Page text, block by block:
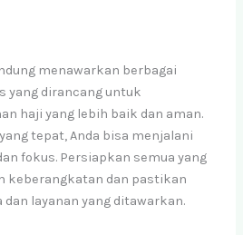
menawarkan berbagai
yang dirancang untuk
haji yang lebih baik dan aman.
tepat, Anda bisa menjalani
fokus. Persiapkan semua yang
keberangkatan dan pastikan
layanan yang ditawarkan.